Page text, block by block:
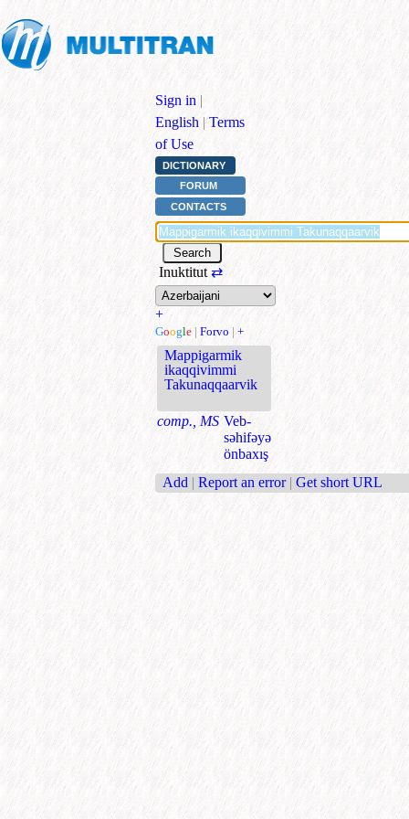
Sign in |
English | Terms
of Use
DICTIONARY
FORUM
CONTACTS
Inuktitut ⇄
+
Google | Forvo | +
Mappigarmik
ikaqqivimmi
Takunaqqaarvik
comp., MS Veb-
səhifəyə
önbaxış
Add | Report an error | Get short URL